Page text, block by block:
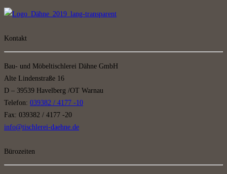
Kontakt
Bau- und Möbeltischlerei Dähne GmbH
Alte Lindenstraße 16
D – 39539 Havelberg /OT Warnau
Telefon: 039382 / 4177 -10
Fax: 039382 / 4177 -20
info@tischlerei-daehne.de
Bürozeiten